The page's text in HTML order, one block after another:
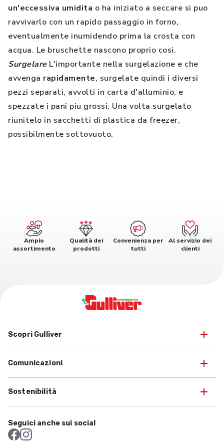
un'eccessiva umidita o ha iniziato a seccare si puo
ravvivarlo con un rapido passaggio in forno,
eventualmente inumidendo prima la crosta con
acqua. Le bruschette nascono proprio cosi.
Surgelare L'importante nella surgelazione e che
avvenga rapidamente, surgelate quindi i diversi
pezzi separati, avvolti in carta d'alluminio, e
spezzate i pani piu grossi. Una volta surgelato
riunitelo in sacchetti di plastica da freezer,
possibilmente sottovuoto.
Ampio
assortimento
Qualità dei
prodotti
Convenienza per
tutti
Al servizio dei
clienti
Scopri Gulliver
Comunicazioni
Sostenibilità
Seguici anche sui social